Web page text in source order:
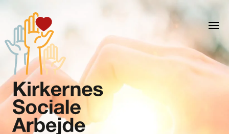
Skip to main content